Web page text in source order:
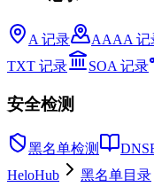
A 记录 AAAA 记
TXT 记录
SOA 记录
安全检测
黑名单检测
HeloHub
黑名单目录